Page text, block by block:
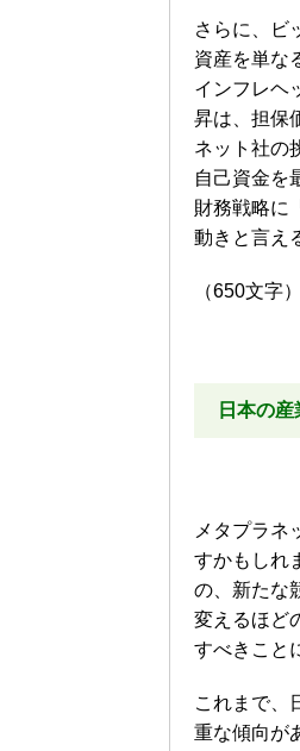
さらに、ビ
資産を単な
インフレヘ
昇は、担保
ネット社の
自己資金を
財務戦略に
動きと言え
（650文字）
日本の
メタプラネ
すかもしれ
の、新たな
変えるほど
すべきこと
これまで、
重な傾向が